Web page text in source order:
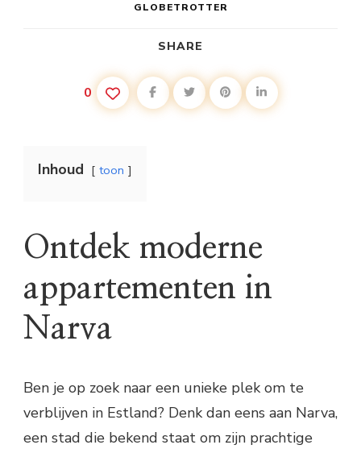
GLOBETROTTER
SHARE
0
Inhoud toon
Ontdek moderne
appartementen in
Narva
Ben je op zoek naar een unieke plek om te
verblijven in Estland? Denk dan eens aan Narva,
een stad die bekend staat om zijn prachtige